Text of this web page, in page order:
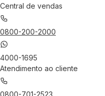
Central de vendas
0800-200-2000
4000-1695
Atendimento ao cliente
0800-701-2523